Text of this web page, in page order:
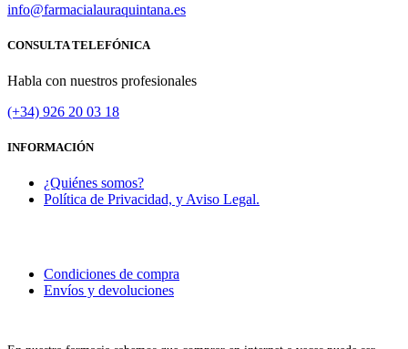
info@farmacialauraquintana.es
CONSULTA TELEFÓNICA
Habla con nuestros profesionales
(+34) 926 20 03 18
INFORMACIÓN
¿Quiénes somos?
Política de Privacidad, y Aviso Legal.
Condiciones de compra
Envíos y devoluciones